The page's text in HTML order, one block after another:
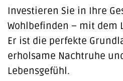
Investieren Sie in Ihre
Wohlbefinden – mit dem
Er ist die perfekte
erholsame Nachtruhe
Lebensgefühl.